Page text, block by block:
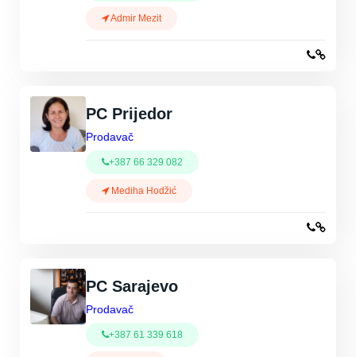
Admir Mezit
PC Prijedor
Prodavač
+387 66 329 082
Mediha Hodžić
PC Sarajevo
Prodavač
+387 61 339 618